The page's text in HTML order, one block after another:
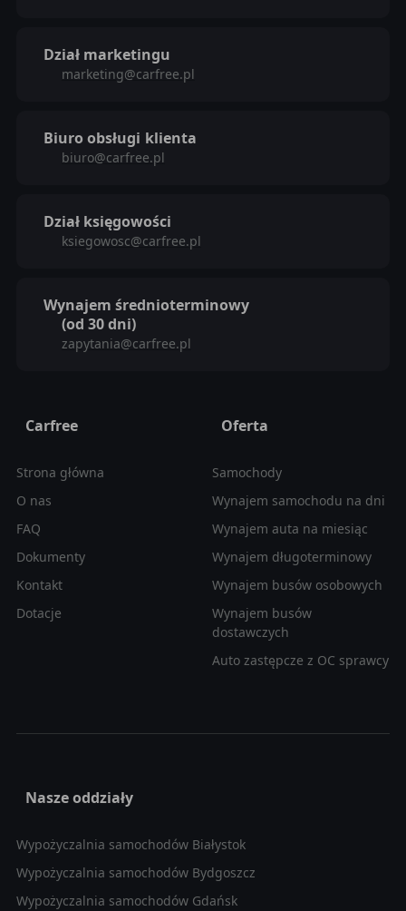
Dział marketingu
marketing@carfree.pl
Biuro obsługi klienta
biuro@carfree.pl
Dział księgowości
ksiegowosc@carfree.pl
Wynajem średnioterminowy
(od 30 dni)
zapytania@carfree.pl
Carfree
Strona główna
O nas
FAQ
Dokumenty
Kontakt
Dotacje
Oferta
Samochody
Wynajem samochodu na dni
Wynajem auta na miesiąc
Wynajem długoterminowy
Wynajem busów osobowych
Wynajem busów
dostawczych
Auto zastępcze z OC sprawcy
Nasze oddziały
Wypożyczalnia samochodów Białystok
Wypożyczalnia samochodów Bydgoszcz
Wypożyczalnia samochodów Gdańsk